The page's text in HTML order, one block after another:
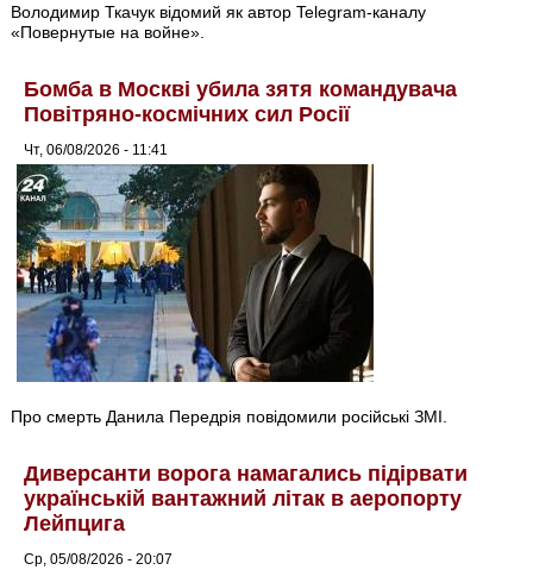
Володимир Ткачук відомий як автор Telegram-каналу
«Повернутые на войне».
Бомба в Москві убила зятя командувача
Повітряно-космічних сил Росії
Чт, 06/08/2026 - 11:41
Про смерть Данила Передрія повідомили російські ЗМІ.
Диверсанти ворога намагались підірвати
українській вантажний літак в аеропорту
Лейпцига
Ср, 05/08/2026 - 20:07